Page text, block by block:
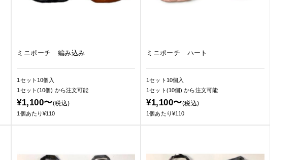
ミニポーチ 編み込み
1セット10個入
1セット(10個) から注文可能
¥1,100〜(税込)
1個あたり¥110
ミニポーチ ハート
1セット10個入
1セット(10個)から注文可能
¥1,100〜(税込)
1個あたり¥110